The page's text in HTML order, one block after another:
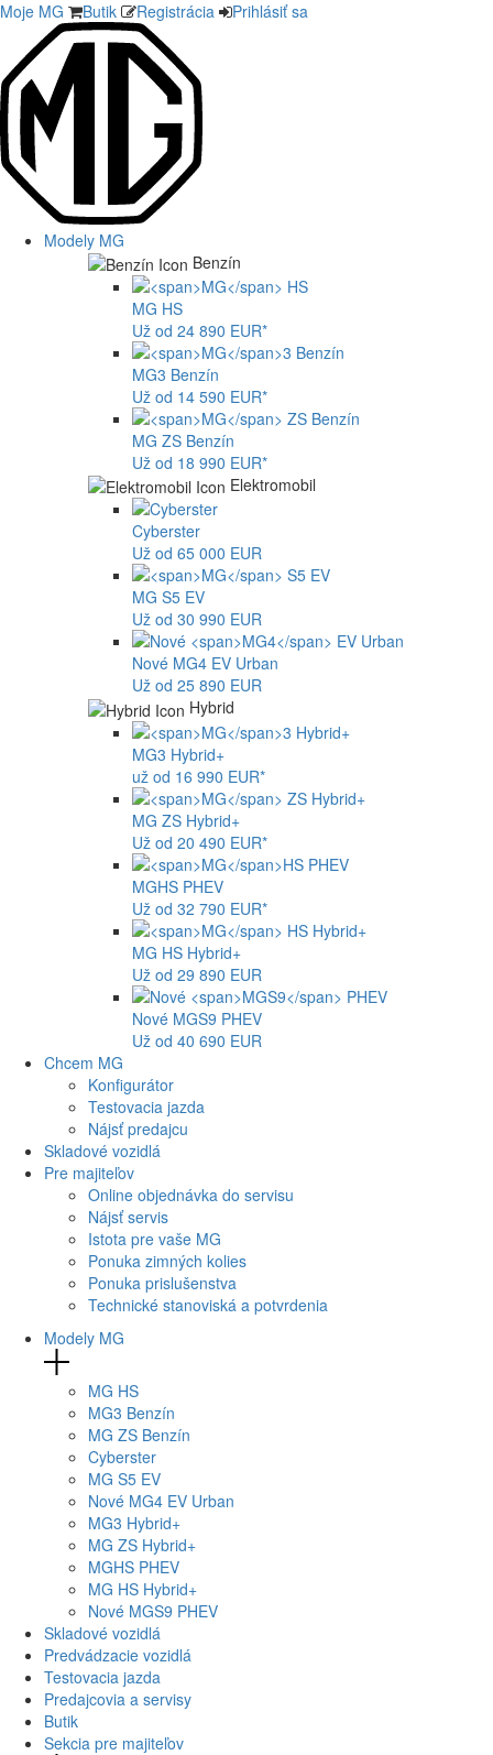
Moje MG Butik Registrácia Prihlásiť sa
Modely MG
Benzín
MG HS
Už od 24 890 EUR*
MG3 Benzín
Už od 14 590 EUR*
MG ZS Benzín
Už od 18 990 EUR*
Elektromobil
Cyberster
Už od 65 000 EUR
MG S5 EV
Už od 30 990 EUR
Nové MG4 EV Urban
Už od 25 890 EUR
Hybrid
MG3 Hybrid+
už od 16 990 EUR*
MG ZS Hybrid+
Už od 20 490 EUR*
MGHS PHEV
Už od 32 790 EUR*
MG HS Hybrid+
Už od 29 890 EUR
Nové MGS9 PHEV
Už od 40 690 EUR
Chcem MG
Konfigurátor
Testovacia jazda
Nájsť predajcu
Skladové vozidlá
Pre majiteľov
Online objednávka do servisu
Nájsť servis
Istota pre vaše MG
Ponuka zimných kolies
Ponuka prislušenstva
Technické stanoviská a potvrdenia
Modely MG
MG HS
MG3 Benzín
MG ZS Benzín
Cyberster
MG S5 EV
Nové MG4 EV Urban
MG3 Hybrid+
MG ZS Hybrid+
MGHS PHEV
MG HS Hybrid+
Nové MGS9 PHEV
Skladové vozidlá
Predvádzacie vozidlá
Testovacia jazda
Predajcovia a servisy
Butik
Sekcia pre majiteľov